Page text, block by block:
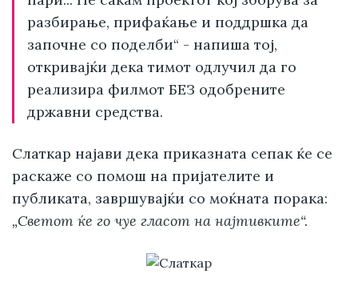
разбирање, прифаќање и поддршка да
започне со поделби“ - напиша тој,
откривајќи дека тимот одлучил да го
реализира филмот БЕЗ одобрените
државни средства.
Слаткар најави дека приказната сепак ќе се
раскаже со помош на пријателите и
публиката, завршувајќи со моќната порака:
„Светот ќе го чуе гласот на најтивките“.